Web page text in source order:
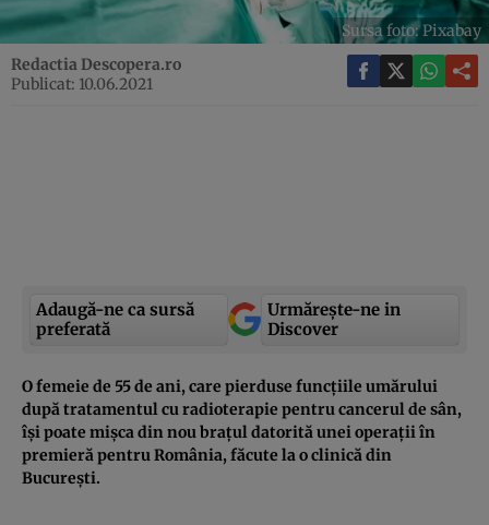
Sursa foto: Pixabay
Redactia Descopera.ro
Publicat: 10.06.2021
Adaugă-ne ca sursă
preferată
Urmărește-ne in
Discover
O femeie de 55 de ani, care pierduse funcțiile umărului
după tratamentul cu radioterapie pentru cancerul de sân,
își poate mișca din nou brațul datorită unei operații în
premieră pentru România, făcute la o clinică din
București.